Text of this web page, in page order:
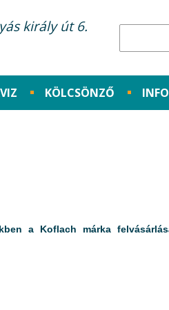
király út 6.
KÖLCSÖNZŐ
a Koflach márka
és komfort megtartása
ez nem egyszerű